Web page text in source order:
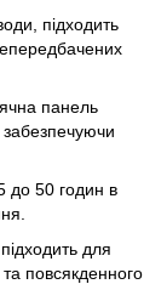
підходить
панель
забезпечуючи
до 50 годин в
для
та повсякденного